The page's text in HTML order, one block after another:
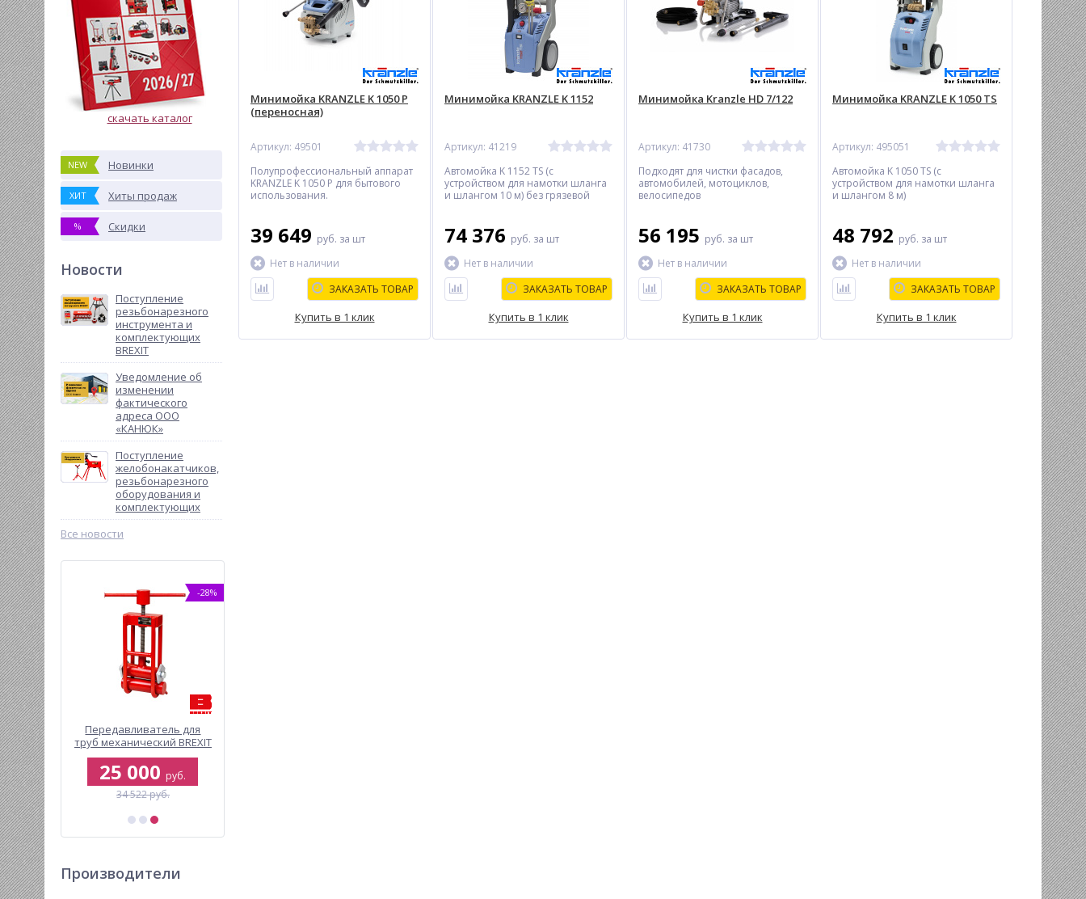
скачать каталог
NEW Новинки
ХИТ Хиты продаж
% Скидки
Новости
Поступление
резьбонарезного
инструмента и
комплектующих
BREXIT
Уведомление об
изменении
фактического
адреса ООО
«КАНЮК»
Поступление
желобонакатчиков,
резьбонарезного
оборудования и
комплектующих
Все новости
%
руб.
-28%
Передавливатель для
труб механический BREXIT
BrexPRESS GP 63
25 000 руб.
34 522 руб.
Производители
Минимойка KRANZLE K 1050 P
(переносная)
Артикул: 49501
Полупрофессиональный аппарат
KRANZLE K 1050 P для бытового
использования.
39 649 руб. за шт
Нет в наличии
ЗАКАЗАТЬ ТОВАР
Купить в 1 клик
Минимойка KRANZLE K 1152
Артикул: 41219
Автомойка K 1152 TS (с
устройством для намотки шланга
и шлангом 10 м) без грязевой
74 376 руб. за шт
Нет в наличии
ЗАКАЗАТЬ ТОВАР
Купить в 1 клик
Минимойка Kranzle HD 7/122
Артикул: 41730
Подходят для чистки фасадов,
автомобилей, мотоциклов,
велосипедов
56 195 руб. за шт
Нет в наличии
ЗАКАЗАТЬ ТОВАР
Купить в 1 клик
Минимойка KRANZLE K 1050 TS
Артикул: 495051
Автомойка K 1050 TS (с
устройством для намотки шланга
и шлангом 8 м)
48 792 руб. за шт
Нет в наличии
ЗАКАЗАТЬ ТОВАР
Купить в 1 клик